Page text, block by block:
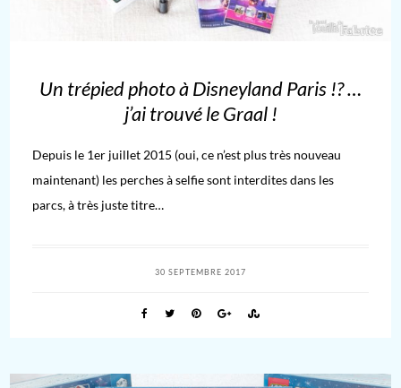
Un trépied photo à Disneyland Paris !? …
j’ai trouvé le Graal !
Depuis le 1er juillet 2015 (oui, ce n’est plus très nouveau
maintenant) les perches à selfie sont interdites dans les
parcs, à très juste titre…
30 SEPTEMBRE 2017